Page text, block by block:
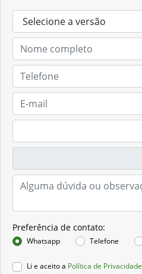
Preferência de contato:
Whatsapp Telefone
Li e aceito a Política de Privacidade